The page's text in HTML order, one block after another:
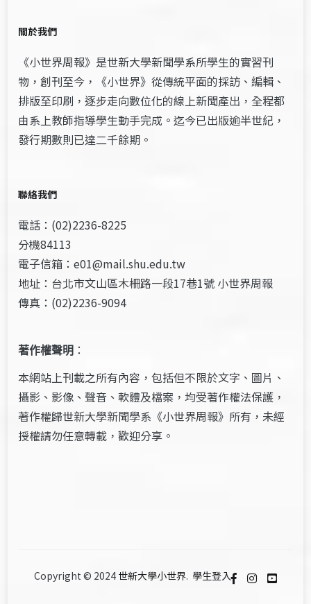
關於我們
《小世界周報》是世新大學新聞學系所學生的實習刊
物，創刊至今，《小世界》從傳統平面的採訪、編輯、
排版至印刷，逐步走向數位化的線上新聞產出，全程都
由系上教師指導學生動手完成。迄今已出版逾半世紀，
發行期數則已達二千餘期。
聯絡我們
電話：(02)2236-8225
分機84113
電子信箱：e01@mail.shu.edu.tw
地址：台北市文山區木柵路一段17巷1號 小世界周報
傳真：(02)2236-9094
著作權聲明 ：
本網站上刊載之所有內容，包括但不限於文字、圖片、
攝影、影像、聲音、軟體及檔案，均受著作權法保護，
著作權歸世新大學新聞學系《小世界周報》所有，未經
授權請勿任意轉載，歡迎分享。
Copyright © 2024 世新大學小世界. 學生登入